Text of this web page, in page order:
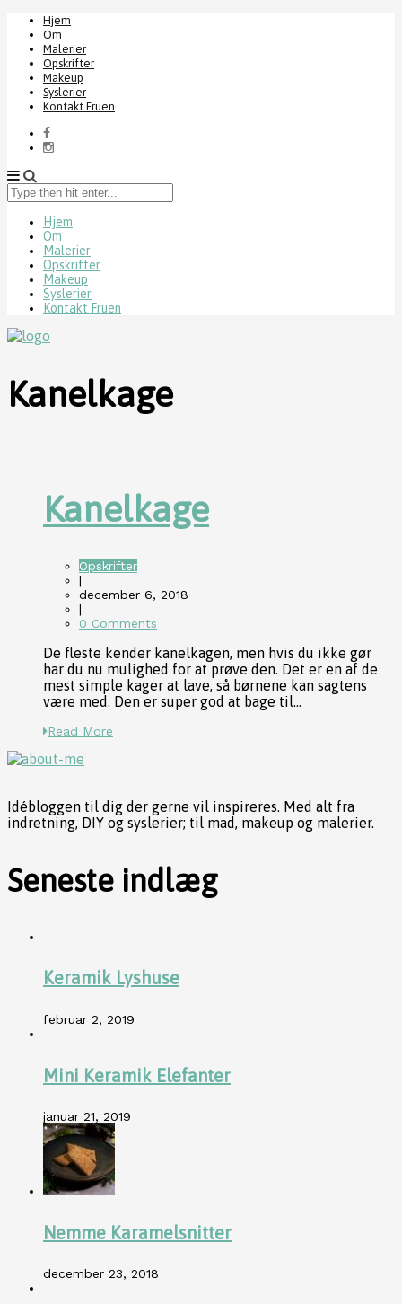
Hjem
Om
Malerier
Opskrifter
Makeup
Syslerier
Kontakt Fruen
Type
then
enter...
Hjem
Om
Malerier
Opskrifter
Makeup
Syslerier
Kontakt Fruen
Kanelkage
Kanelkage
Opskrifter
|
december 6, 2018
|
0 Comments
De fleste kender kanelkagen, men hvis du ikke gør
har du nu mulighed for at prøve den. Det er en af de
mest simple kager at lave, så børnene kan sagtens
være med. Den er super god at bage til...
Read More
Idébloggen til dig der gerne vil inspireres. Med alt fra
indretning, DIY og syslerier; til mad, makeup og malerier.
Seneste indlæg
Keramik Lyshuse
februar 2, 2019
Mini Keramik Elefanter
januar 21, 2019
Nemme Karamelsnitter
december 23, 2018